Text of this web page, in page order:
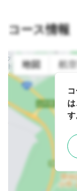
コース情報
す